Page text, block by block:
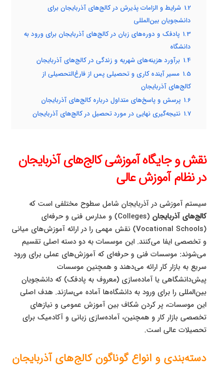
1.2 شرایط و الزامات پذیرش در کالج‌های آذربایجان برای
دانشجویان بین‌المللی
1.3 پادفک و دوره‌های زبان در کالج‌های آذربایجان برای ورود به
دانشگاه
1.4 برآورد هزینه‌های شهریه و زندگی در کالج‌های آذربایجان
1.5 مسیر آینده کاری و تحصیلی پس از فارغ‌التحصیلی از
کالج‌های آذربایجان
1.6 پرسش و پاسخ‌های متداول درباره کالج‌های آذربایجان
1.7 نتیجه‌گیری نهایی در مورد تحصیل در کالج‌های آذربایجان
نقش و جایگاه آموزشی کالج‌های آذربایجان
در نظام آموزش عالی
سیستم آموزشی در آذربایجان شامل سطوح مختلفی است که
کالج‌های آذربایجان
(Colleges) و مدارس فنی و حرفه‌ای
(Vocational Schools) نقش مهمی را در ارائه آموزش‌های میانی
و تخصصی ایفا می‌کنند. این موسسات به دو دسته اصلی تقسیم
می‌شوند: موسسات فنی و حرفه‌ای که آموزش‌های عملی برای ورود
سریع به بازار کار ارائه می‌دهند و همچنین موسسات
پیش‌دانشگاهی یا آماده‌سازی (معروف به پادفک) که دانشجویان
بین‌المللی را برای ورود به دانشگاه‌ها آماده می‌سازند. هدف اصلی
این موسسات، پر کردن شکاف بین آموزش عمومی و نیازهای
تخصصی بازار کار و همچنین، آماده‌سازی زبانی و آکادمیک برای
تحصیلات عالی است.
دسته‌بندی و انواع گوناگون کالج‌های آذربایجان